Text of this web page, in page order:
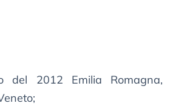
del 2012 Emilia Romagna,